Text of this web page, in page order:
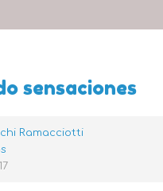
sensaciones
Ramacciotti